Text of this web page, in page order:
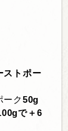
ストポー
ーク50g
で＋6